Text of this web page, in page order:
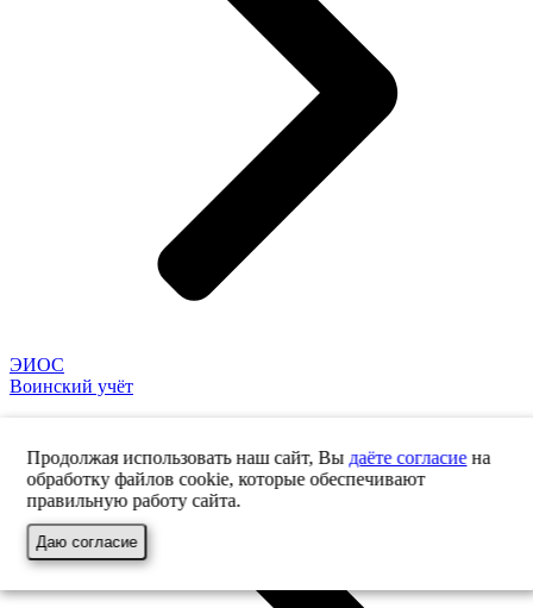
ЭИОС
Воинский учёт
Продолжая использовать наш сайт, Вы даёте согласиена
обработку файлов cookie, которые обеспечивают
правильную работу сайта.
Даю согласие